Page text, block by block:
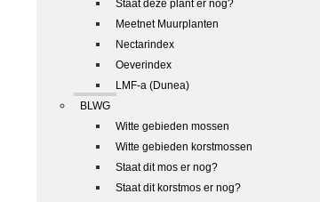
Staat deze plant er nog?
Meetnet Muurplanten
Nectarindex
Oeverindex
LMF-a (Dunea)
BLWG
Witte gebieden mossen
Witte gebieden korstmossen
Staat dit mos er nog?
Staat dit korstmos er nog?